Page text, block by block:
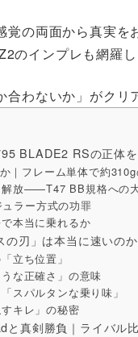
の両面から真実を
のインプレも網羅し
合わないか」がク
BLADE2 RSの正体を
｜フレーム単体で約
解放——T47 BB規格への
ラー方式の功罪
本当に乗れるか
の刃」は本当に速いのか
立ち位置」
な正確さ」の意味
スパルタンな乗り味」
キレ」の秘密
真剣勝負｜ライバル